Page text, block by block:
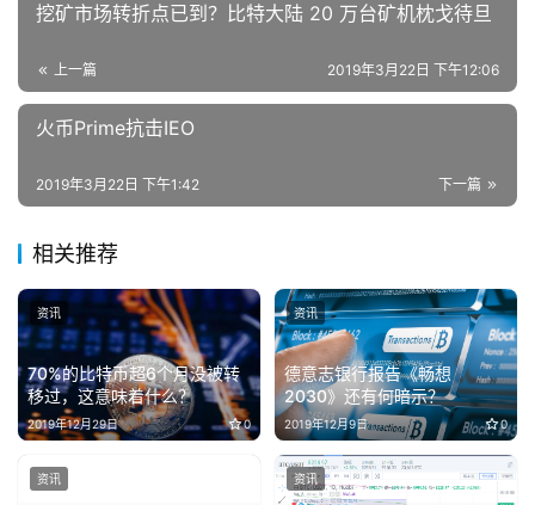
挖矿市场转折点已到？比特大陆 20 万台矿机枕戈待旦
上一篇 2019年3月22日 下午12:06
火币Prime抗击IEO
下一篇
2019年3月22日 下午1:42
相关推荐
70%的比特币超6个月没被转
移过，这意味着什么？
2019年12月29日 0
资讯
德意志银行报告《畅想
2030》还有何暗示？
2019年12月9日 0
资讯
资讯 资讯